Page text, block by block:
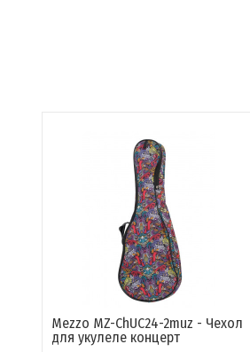
Mezzo MZ-ChUC24-2muz - Чехол
для укулеле концерт